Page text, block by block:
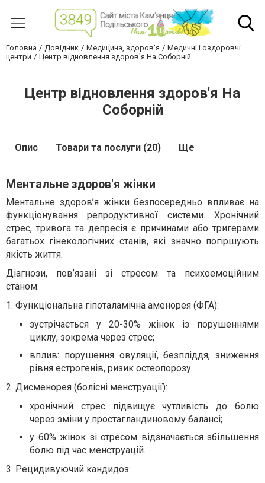
Головна Довідник Медицина, здоров'я
Медичні і оздоровчі
центри
Центр відновлення здоров'я На Соборній
Центр відновлення здоров'я На
Соборній
Опис Товари та послуги (20) Ще
Ментальне здоров'я жінки
Ментальне здоров’я жінки безпосередньо впливає на
функціонування репродуктивної системи. Хронічний
стрес, тривога та депресія є причинами або тригерами
багатьох гінекологічних станів, які значно погіршують
якість життя.
Діагнози, пов’язані зі стресом та психоемоційним
станом.
1. Функціональна гіпоталамічна аменорея (ФГА):
зустрічається у 20-30% жінок із порушеннями
циклу, зокрема через стрес;
вплив: порушення овуляції, безпліддя, зниження
рівня естрогенів, ризик остеопорозу.
2. Дисменорея (болісні менструації):
хронічний стрес підвищує чутливість до болю
через зміни у простагландиновому балансі;
у 60% жінок зі стресом відзначається збільшення
болю під час менструацій.
3. Рецидивуючий кандидоз: